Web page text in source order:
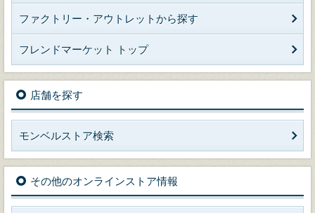
ファクトリー・アウトレットから探す
フレンドマーケット トップ
店舗を探す
モンベルストア検索
その他のオンラインストア情報